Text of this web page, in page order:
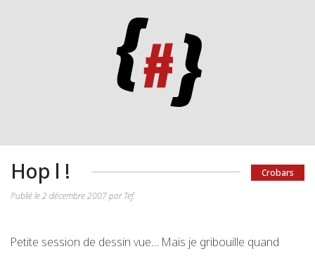
Hop l !
Crobars
Publié le 2 décembre 2007 par Tef
Petite session de dessin vue… Mais je gribouille quand